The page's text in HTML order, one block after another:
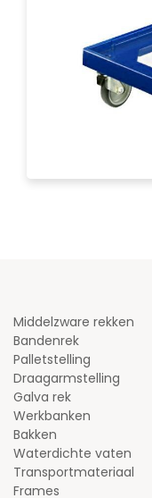
Middelzware rekken
Bandenrek
Palletstelling
Draagarmstelling
Galva rek
Werkbanken
Bakken
Waterdichte vaten
Transportmateriaal
Frames